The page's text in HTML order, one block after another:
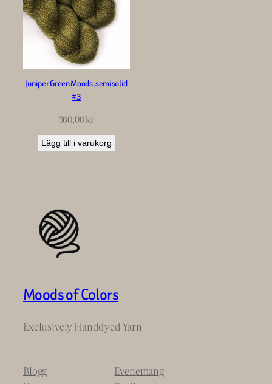
Juniper Green Moods, semisolid
#3
360,00kr
Lägg till i varukorg
Moods of Colors
Exclusively Handdyed Yarn
Blogg
Evenemang